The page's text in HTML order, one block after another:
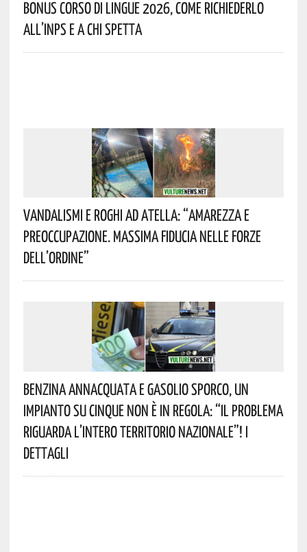
Bonus Corso Di Lingue 2026, Come Richiederlo
All’INPS E A Chi Spetta
Vandalismi E Roghi Ad Atella: “Amarezza E
Preoccupazione. Massima Fiducia Nelle Forze
Dell’Ordine”
Benzina Annacquata E Gasolio Sporco, Un
Impianto Su Cinque Non È In Regola: “il Problema
Riguarda L’intero Territorio Nazionale”! I
Dettagli